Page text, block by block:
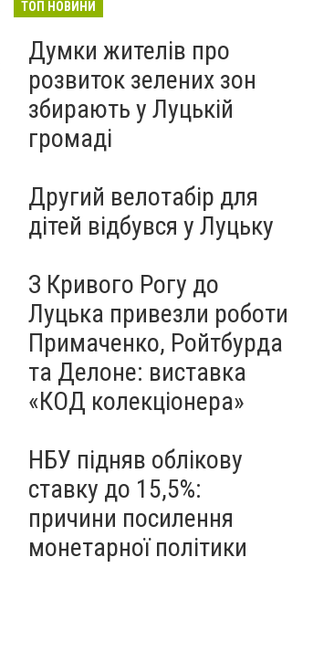
ТОП НОВИНИ
Думки жителів про
розвиток зелених зон
збирають у Луцькій
громаді
Другий велотабір для
дітей відбувся у Луцьку
З Кривого Рогу до
Луцька привезли роботи
Примаченко, Ройтбурда
та Делоне: виставка
«КОД колекціонера»
НБУ підняв облікову
ставку до 15,5%:
причини посилення
монетарної політики